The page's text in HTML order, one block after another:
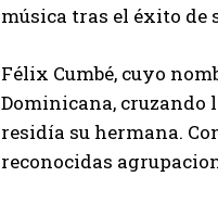
música tras el éxito de
Félix Cumbé, cuyo
Dominicana, cruzando
residía su hermana.
reconocidas